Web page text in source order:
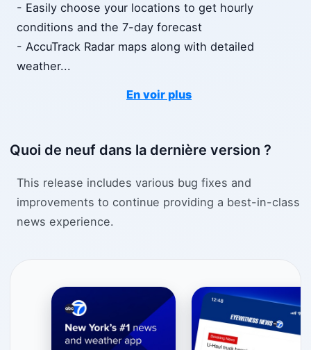
- Easily choose your locations to get hourly
conditions and the 7-day forecast
- AccuTrack Radar maps along with detailed
weather...
En voir plus
Quoi de neuf dans la dernière version ?
This release includes various bug fixes and
improvements to continue providing a best-in-class
news experience.